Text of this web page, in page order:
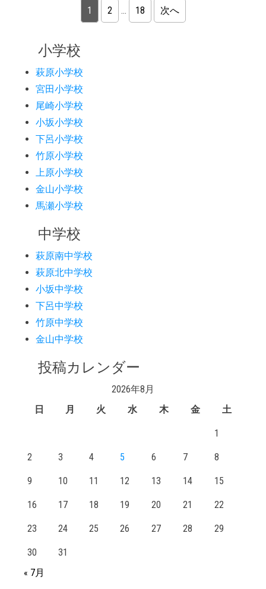
投稿のページ送り
1 2 … 18 次へ
小学校
萩原小学校
宮田小学校
尾崎小学校
小坂小学校
下呂小学校
竹原小学校
上原小学校
金山小学校
馬瀬小学校
中学校
萩原南中学校
萩原北中学校
小坂中学校
下呂中学校
竹原中学校
金山中学校
投稿カレンダー
2026年8月
日
月 火 水 木 金 土
1
2 3 4 5 6 7 8
9 10 11 12 13 14 15
16 17 18 19 20 21 22
23 24 25 26 27 28 29
30
31
« 7月